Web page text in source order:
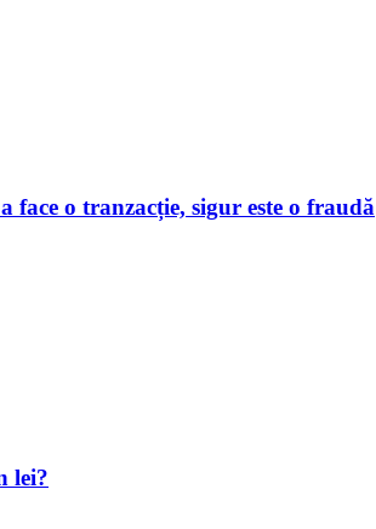
face o tranzacție, sigur este o fraudă
lei?